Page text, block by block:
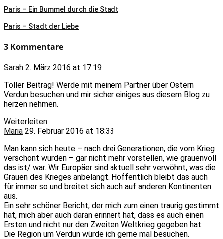
Paris – Ein Bummel durch die Stadt
Paris – Stadt der Liebe
3 Kommentare
Sarah 2. März 2016 at 17:19
Toller Beitrag! Werde mit meinem Partner über Ostern
Verdun besuchen und mir sicher einiges aus diesem Blog zu
herzen nehmen.
Weiterleiten
Maria 29. Februar 2016 at 18:33
Man kann sich heute – nach drei Generationen, die vom Krieg
verschont wurden – gar nicht mehr vorstellen, wie grauenvoll
das ist/ war. Wir Europäer sind aktuell sehr verwöhnt, was die
Grauen des Krieges anbelangt. Hoffentlich bleibt das auch
für immer so und breitet sich auch auf anderen Kontinenten
aus.
Ein sehr schöner Bericht, der mich zum einen traurig gestimmt
hat, mich aber auch daran erinnert hat, dass es auch einen
Ersten und nicht nur den Zweiten Weltkrieg gegeben hat.
Die Region um Verdun würde ich gerne mal besuchen.